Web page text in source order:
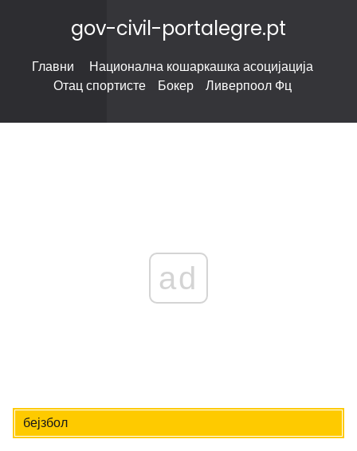
gov-civil-portalegre.pt
Главни
Национална кошаркашка асоцијација
Отац спортисте
Бокер Ливерпоол Фц
ad
бејзбол